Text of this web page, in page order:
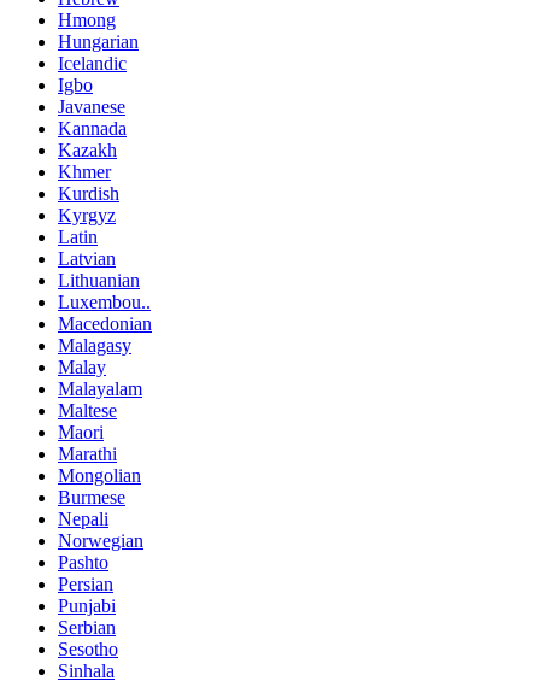
Hmong
Hungarian
Icelandic
Igbo
Javanese
Kannada
Kazakh
Khmer
Kurdish
Kyrgyz
Latin
Latvian
Lithuanian
Luxembou..
Macedonian
Malagasy
Malay
Malayalam
Maltese
Maori
Marathi
Mongolian
Burmese
Nepali
Norwegian
Pashto
Persian
Punjabi
Serbian
Sesotho
Sinhala